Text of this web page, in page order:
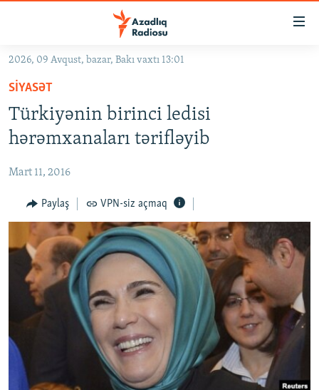
Əsas
qayıt
Əsas
naviqasiyaya
qayıt
GÜNDƏM
#İZAHLA
KORRUPSIOMETR
FƏRQƏ BAX
QANUNI DOĞRU
ARAŞDIRMA
MULTIMEDIA
VIDEO
FOTOQALEREYA
RADIO ARXIV
OXU ZALI
AZƏRBAYCAN ƏDƏBIYYATI KITABXANASI
İSLAM VƏ DEMOKRATIYA
İZ - MƏDƏNIYYƏT PROQRAMI
HAQQIMIZDA
PEŞƏ ETIKASI VƏ JURNALISTIKA STANDARTLARIMIZ
MATERIALLARIMIZDAN ISTIFADƏ
BIZI IZLƏ
2026, 09 Avqust, bazar, Bakı vaxtı 13:01
SIYASƏT
Türkiyənin birinci ledisi
hərəmxanaları tərifləyib
Mart 11, 2016
Paylaş VPN-siz açmaq